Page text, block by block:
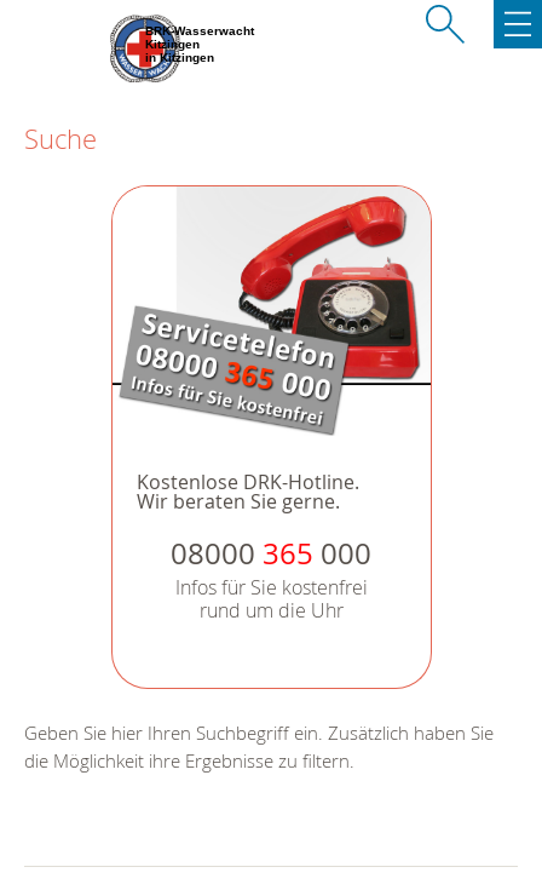
BRK-Wasserwacht
Kitzingen
in Kitzingen
Suche
Kostenlose DRK-Hotline.
Wir beraten Sie gerne.
08000 365 000
Infos für Sie kostenfrei
rund um die Uhr
Geben Sie hier Ihren Suchbegriff ein. Zusätzlich haben Sie
die Möglichkeit ihre Ergebnisse zu filtern.